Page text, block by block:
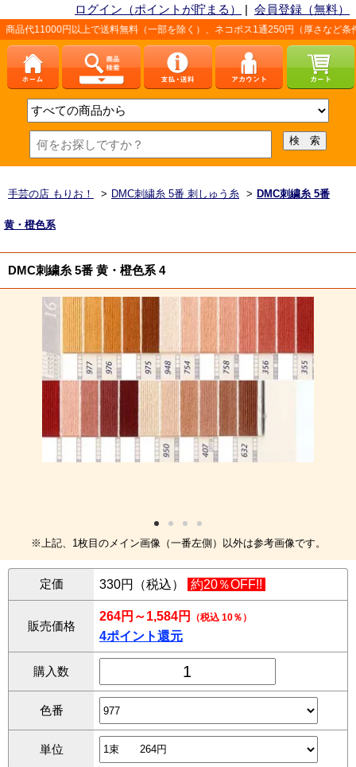
ログイン（ポイントが貯まる） | 会員登録（無料）
上で送料無料（一部を除く）、ネコポス1通250円（厚さなど条件あり）。詳し
手芸の店 もりお！ > DMC刺繍糸 5番 刺しゅう糸 > DMC刺繍糸 5番
黄・橙色系
DMC刺繍糸 5番 黄・橙色系 4
※上記、1枚目のメイン画像（一番左側）以外は参考画像です。
定価 330円（税込） 約20％OFF!!
販売価格
264円～1,584円 （税込 10％）
4ポイント還元
購入数
色番
単位